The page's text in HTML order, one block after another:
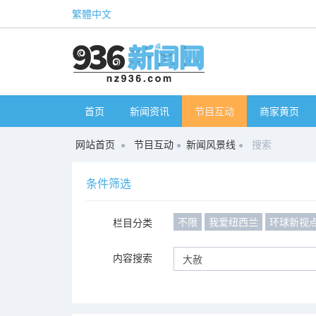
繁體中文
首页 新闻资讯 节目互动 商家黄页
网站首页 节目互动 新闻风景线 搜索
条件筛选
栏目分类 不限 我爱纽西兰 环球新视
内容搜索